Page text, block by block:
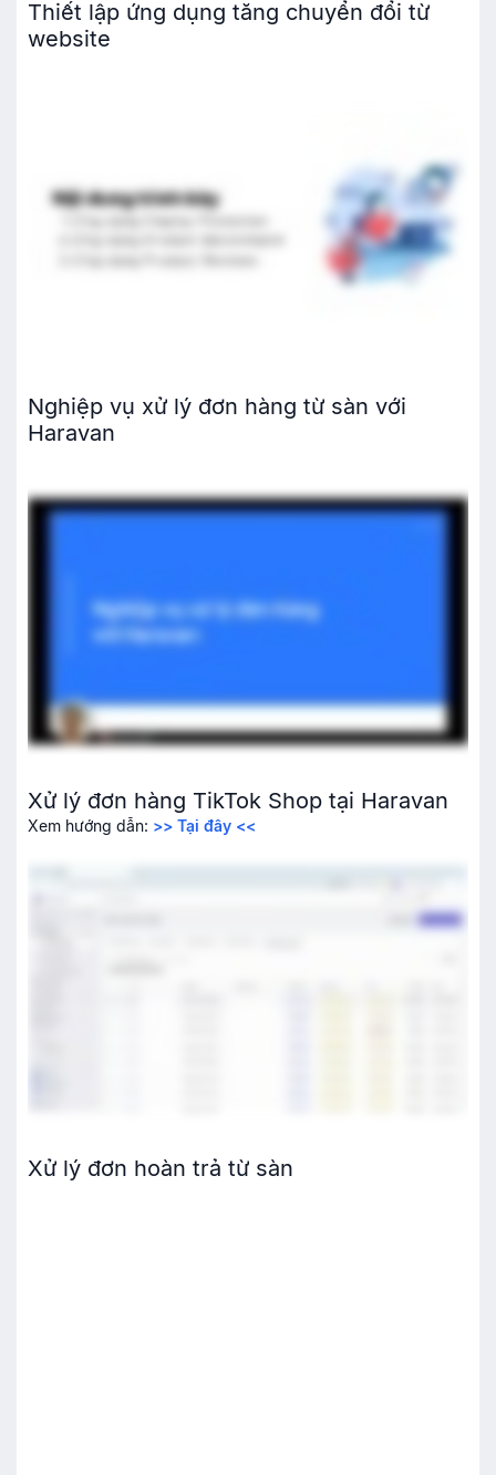
Thiết lập ứng dụng tăng chuyển đổi từ
website
Nghiệp vụ xử lý đơn hàng từ sàn với
Haravan
Xử lý đơn hàng TikTok Shop tại Haravan
Xem hướng dẫn: >> Tại đây <<
Xử lý đơn hoàn trả từ sàn